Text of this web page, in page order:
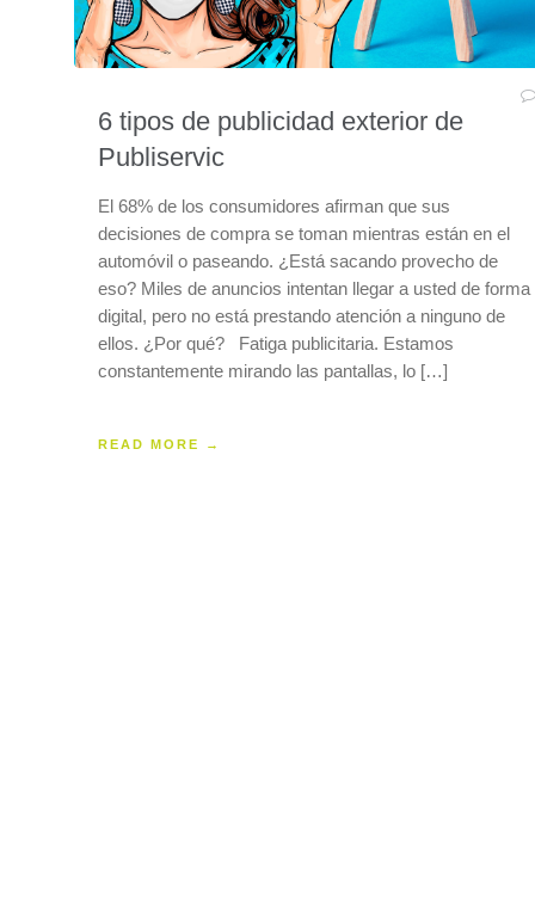
6 tipos de publicidad exterior de
Publiservic
El 68% de los consumidores afirman que sus
decisiones de compra se toman mientras están en el
automóvil o paseando. ¿Está sacando provecho de
eso? Miles de anuncios intentan llegar a usted de forma
digital, pero no está prestando atención a ninguno de
ellos. ¿Por qué? Fatiga publicitaria. Estamos
constantemente mirando las pantallas, lo […]
READ MORE →